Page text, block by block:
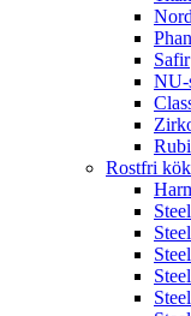
Safir
NU-
Rostfri